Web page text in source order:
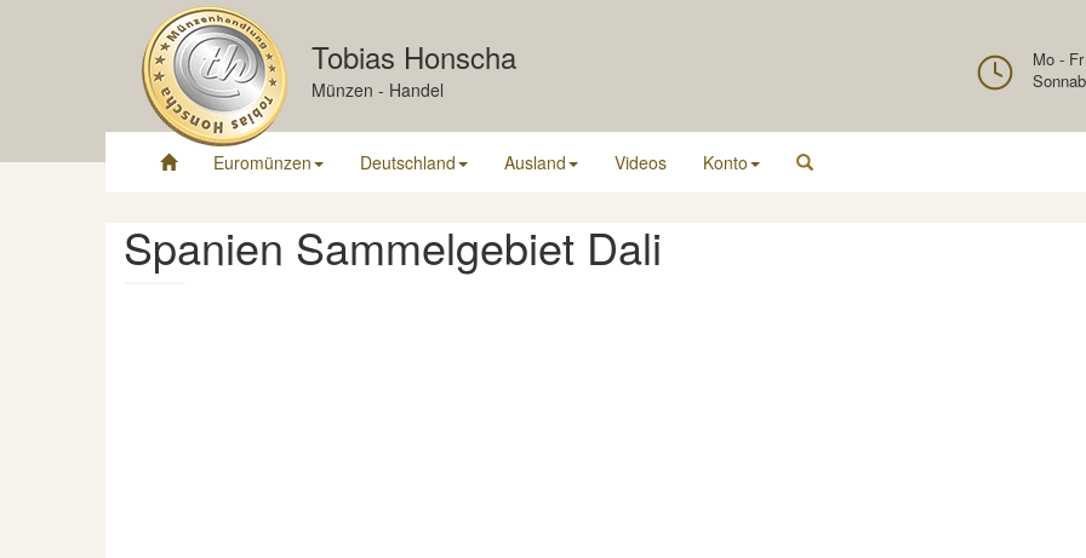
Tobias Honscha
Münzen - Handel
Mo -
Euromünzen Deutschland Ausland Videos Konto
Spanien Sammelgebiet Dali